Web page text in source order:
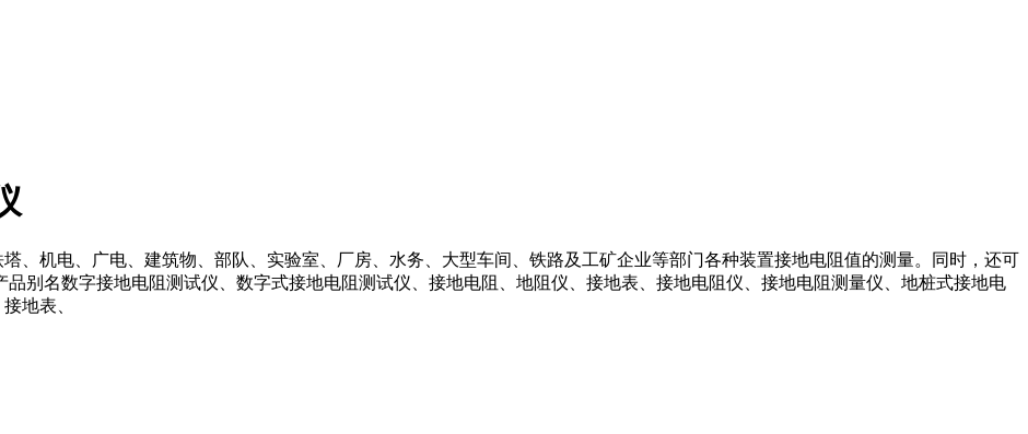
机电、广电、建筑物、部队、实验室、厂房、水务、大型车间、铁路及工矿企业等部门各种装置接地电阻值的测量。同时，还可
别名数字接地电阻测试仪、数字式接地电阻测试仪、接地电阻、地阻仪、接地表、接地电阻仪、接地电阻测量仪、地桩式接地电
地表、